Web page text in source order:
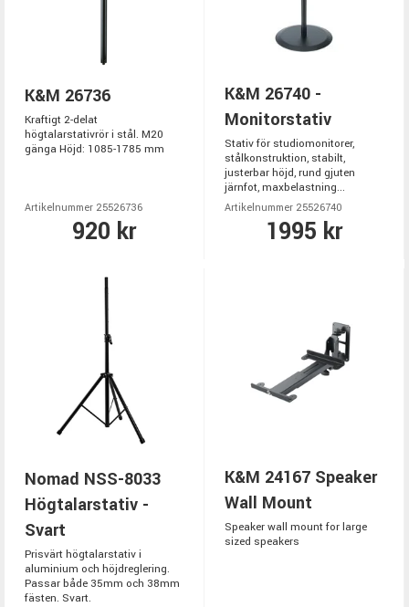
K&M 26736
Kraftigt 2-delat
högtalarstativrör i stål. M20
gänga Höjd: 1085-1785 mm
Artikelnummer 25526736
920 kr
K&M 26740 -
Monitorstativ
Stativ för studiomonitorer,
stålkonstruktion, stabilt,
justerbar höjd, rund gjuten
järnfot, maxbelastning...
Artikelnummer 25526740
1995 kr
Nomad NSS-8033
Högtalarstativ -
Svart
Prisvärt högtalarstativ i
aluminium och höjdreglering.
Passar både 35mm och 38mm
fästen. Svart.
K&M 24167 Speaker
Wall Mount
Speaker wall mount for large
sized speakers